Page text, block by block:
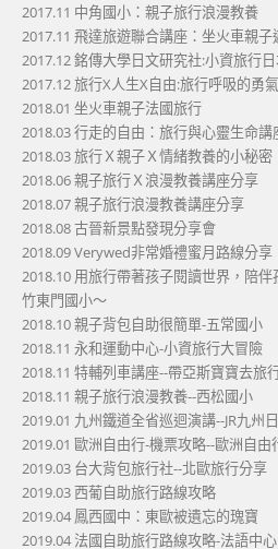
2017.11 中角國小：親子旅行浪漫教養
2017.11 飛達旅遊聯合講座：坐火車親子
2017.12 銘傳大學日文研究社:小資旅行
2017.12 旅行X人生X自由:旅行呼吸的勇
2018.01 坐火車親子法國旅行
2018.03 行走的自由：旅行與心靈生命講
2018.03 旅行Ｘ親子Ｘ情緒教養的小秘密
2018.06 親子旅行Ｘ浪漫教養講座分享
2018.07 親子旅行浪漫教養講座分享
2018.08 古晉新景點發現分享會
2018.09 Verywed非常婚禮蜜月路線分享
2018.10 用旅行帶著孩子閱讀世界，陪
竹東門國小～
2018.10 親子背包自助很簡單-五常國小
2018.11 永和運動中心-小資旅行大冒險
2018.11 特輔列車講座--帶亞斯寶寶去旅
2018.11 親子旅行浪漫教養--西松國小
2019.01 九州鐵道全省巡迴演講--JR九州
2019.01 歐洲自由行-機票攻略--歐洲自由
2019.03 台大背包旅行社--北歐旅行分享
2019.03 西葡自助旅行路線攻略
2019.04 鳳西國中：東歐被遺忘的瑰寶
2019.04 法國自助旅行路線攻略-法語中心